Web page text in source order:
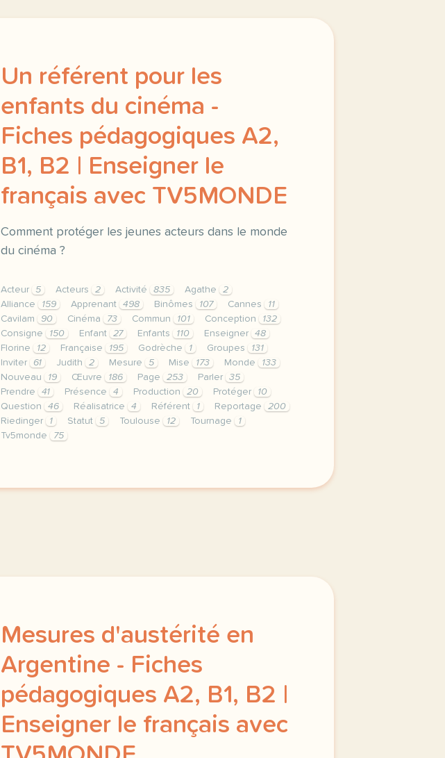
Un référent pour les
enfants du cinéma -
Fiches pédagogiques A2,
B1, B2 | Enseigner le
français avec TV5MONDE
Comment protéger les jeunes acteurs dans le monde
du cinéma ?
Acteur 5 Acteurs 2 Activité 835 Agathe
2
Alliance
159 Apprenant 498 Binômes 107 Cannes
11
Cavilam
90 Cinéma 73 Commun 101 Conception
132
Consigne
150 Enfant 27 Enfants 110 Enseigner
48
Florine
12 Française 195 Godrèche 1 Groupes
131
Inviter
61 Judith 2 Mesure 5 Mise 173 Monde
133
Nouveau
19 Œuvre 186 Page 253 Parler
35
Prendre
41 Présence 4 Production 20 Protéger
10
Question
46 Réalisatrice 4 Référent 1 Reportage
200
Riedinger
1 Statut 5 Toulouse 12 Tournage
1
Tv5monde
75
Mesures d'austérité en
Argentine - Fiches
pédagogiques A2, B1, B2 |
Enseigner le français avec